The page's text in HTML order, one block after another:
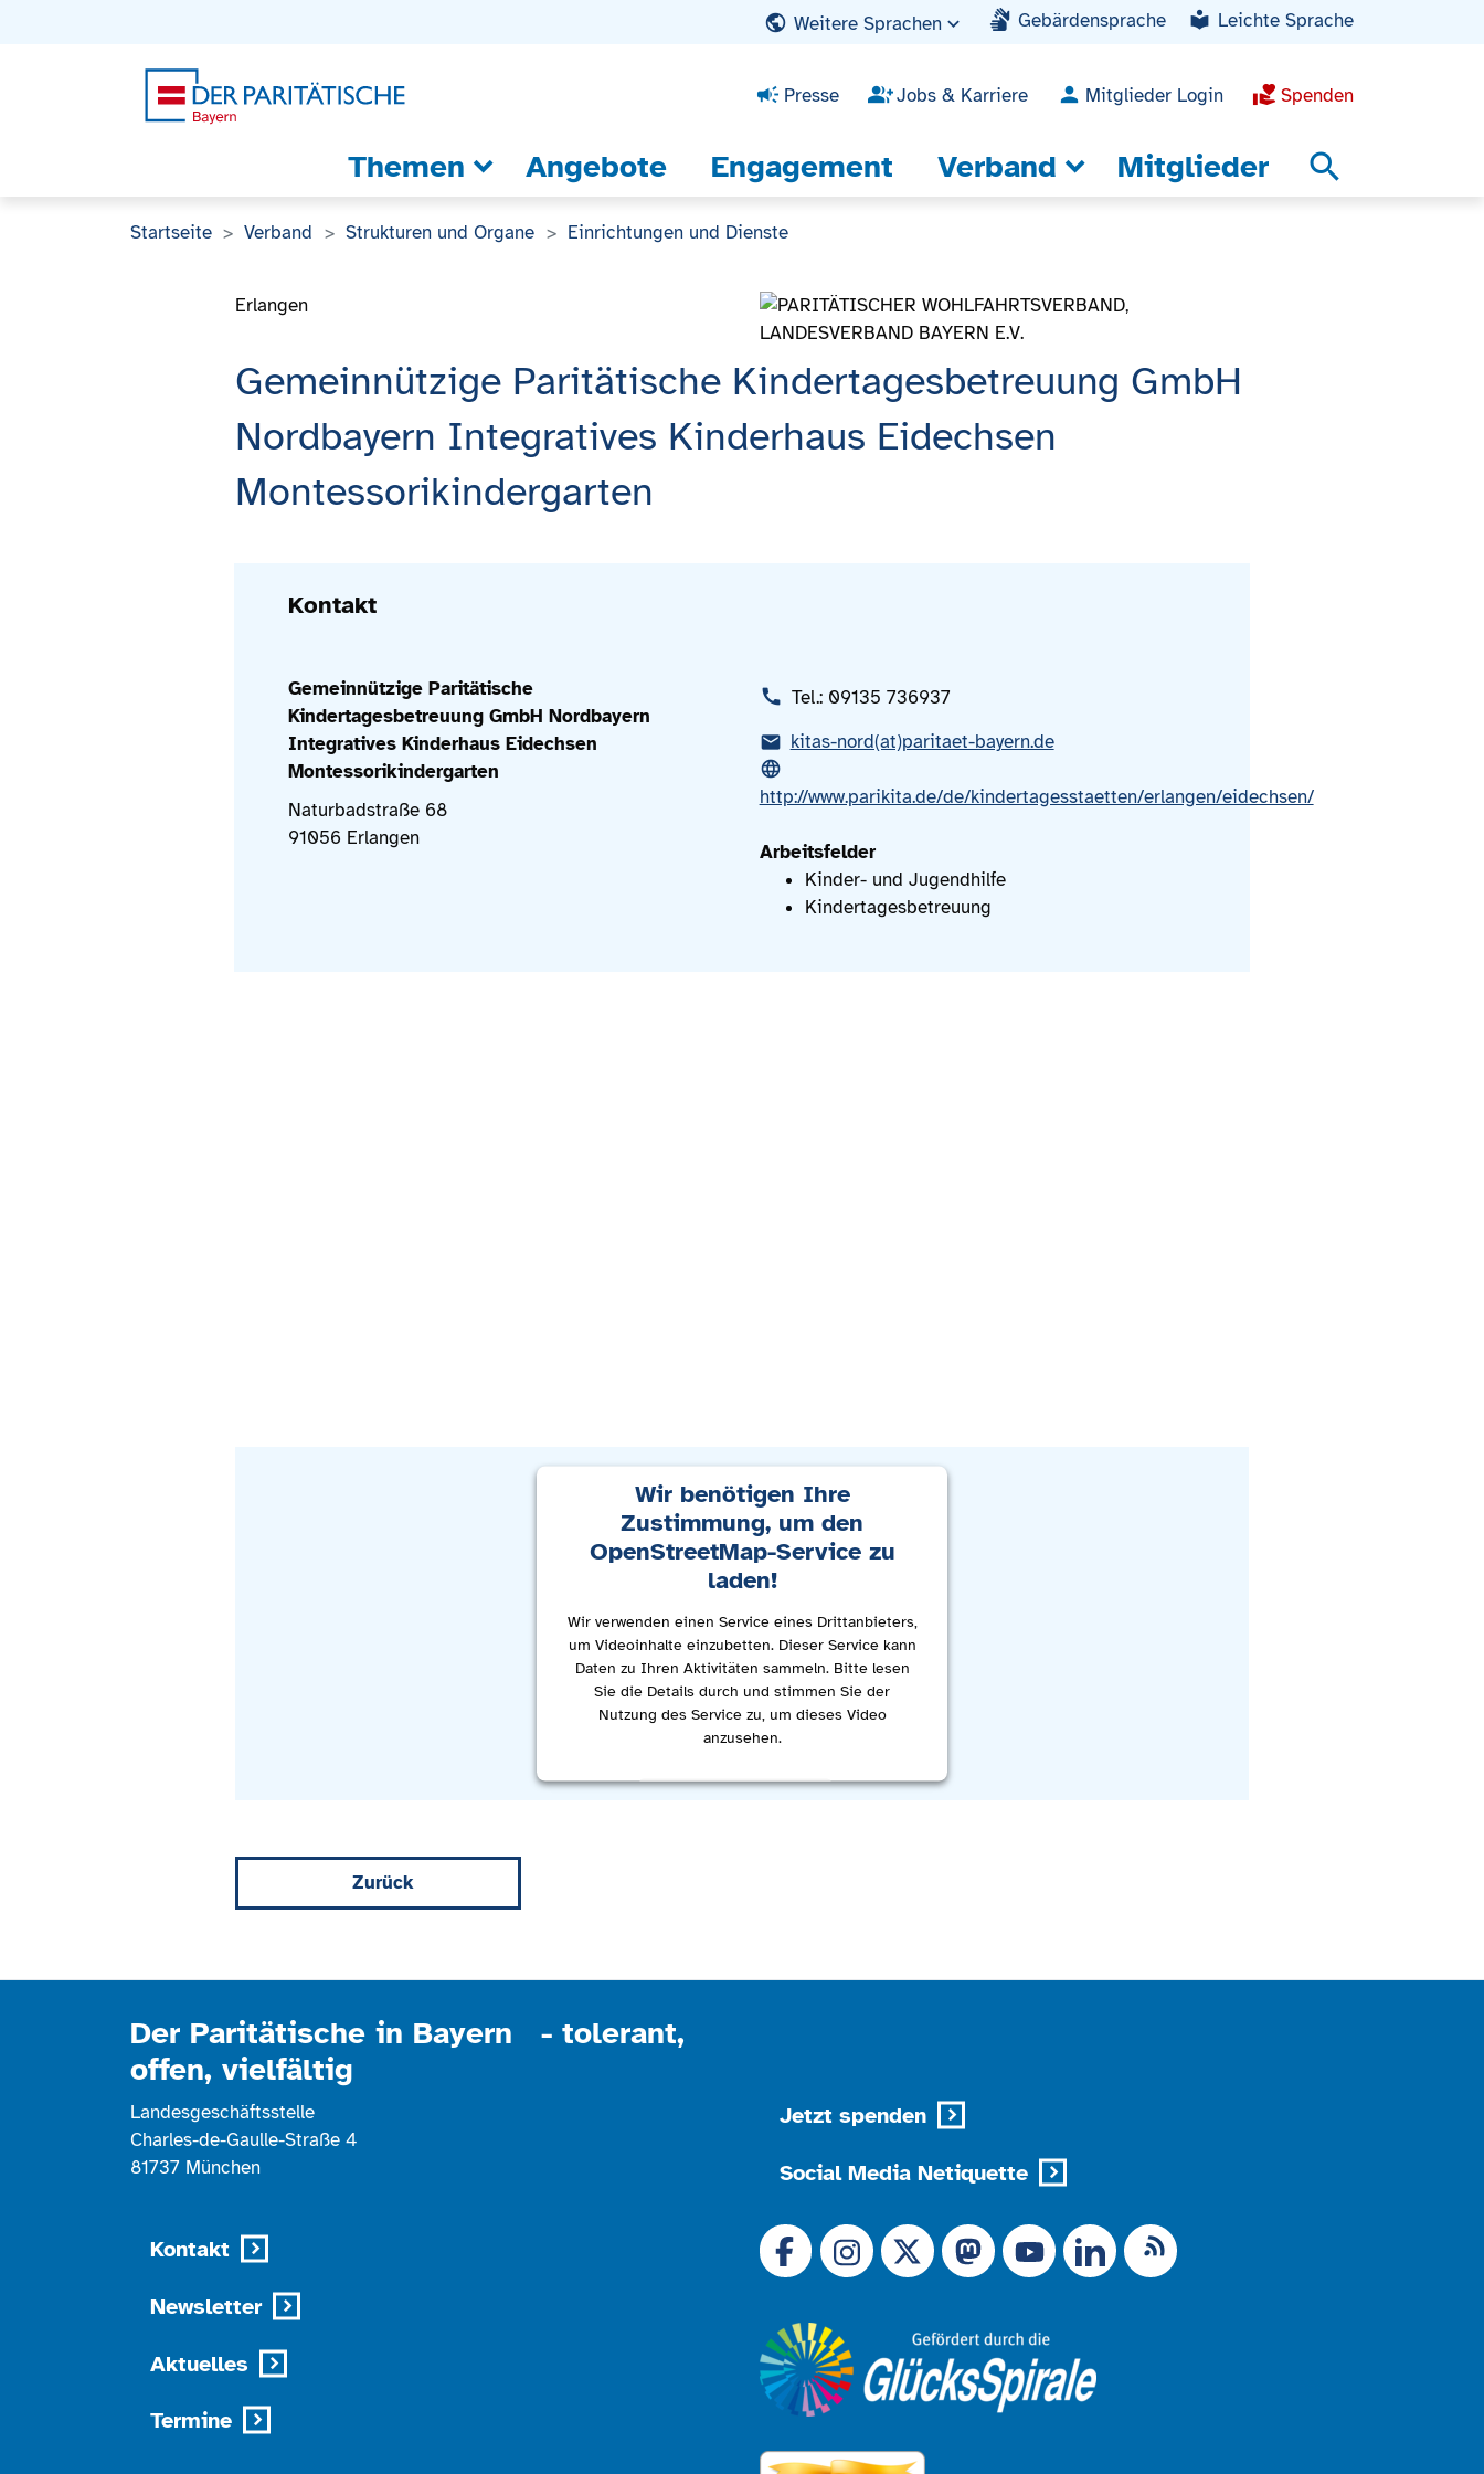
Weitere Sprachen Gebärdensprache Leichte Sprache
Presse Jobs & Karriere Mitglieder Login Spenden
Themen Angebote Engagement Verband Mitglieder search
Startseite Verband Strukturen und Organe Einrichtungen und Dienste
Gemeinnützige Paritätische Kindertagesbetreuung GmbH
Nordbayern Integratives Kinderhaus Eidechsen
Montessorikindergarten
Erlangen
Kontakt
Gemeinnützige Paritätische
Kindertagesbetreuung GmbH Nordbayern
Integratives Kinderhaus Eidechsen
Montessorikindergarten
Naturbadstraße 68
91056 Erlangen
Tel.: 09135 736937
kitas-nord(at)paritaet-bayern.de
http://www.parikita.de/de/kindertagesstaetten/erlangen/eidechsen/
Arbeitsfelder
Kinder- und Jugendhilfe
Kindertagesbetreuung
Wir benötigen Ihre
Zustimmung, um den
OpenStreetMap-Service zu
laden!
Wir verwenden einen Service eines Drittanbieters,
um Videoinhalte einzubetten. Dieser Service kann
Daten zu Ihren Aktivitäten sammeln. Bitte lesen
Sie die Details durch und stimmen Sie der
Nutzung des Service zu, um dieses Video
anzusehen.
Zurück
Der Paritätische in Bayern - tolerant,
offen, vielfältig
Landesgeschäftsstelle
Charles-de-Gaulle-Straße 4
81737 München
Kontakt
Newsletter
Aktuelles
Termine
Jetzt spenden
Social Media Netiquette
Link zu X (Ex-Twitter)
RSS-Feed